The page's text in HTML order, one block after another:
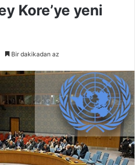
Kore’ye yeni
Bir dakikadan az